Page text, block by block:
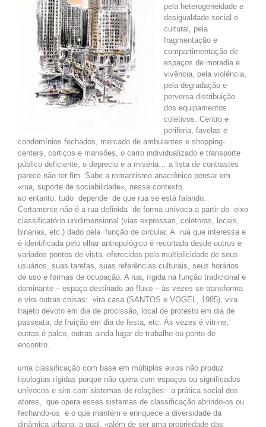
pela heterogeneidade e
desigualdade social e
cultural, pela
fragmentação e
compartimentação de
espaços de moradia e
vivência, pela violência,
pela degradação e
perversa distribuição
dos equipamentos
coletivos. Centro e
periferia, favelas e
condomínios fechados, mercado de ambulantes e shopping-
centers, cortiços e mansões, o carro individualizado e transporte
público deficiente, o deprecio e a miséria… a lista de contrastes
parece não ter fim. Sabe a romantismo anacrônico pensar em
«rua, suporte de sociabilidade», nesse contexto.
N o entanto, tudo depende de que rua se está falando.
Certamente não é a rua definida de forma unívoca a partir do eixo
classificatório unidimensional (vias expressas, coletoras, locais,
binárias, etc.) dado pela função de circular. A rua que interessa e
é identificada pelo olhar antropológico é recortada desde outros e
variados pontos de vista, oferecidos pela multiplicidade de seus
usuários, suas tarefas, suas referências culturais, seus horários
de uso e formas de ocupação. A rua, rígida na função tradicional e
dominante – espaço destinado ao fluxo – às vezes se transforma
e vira outras coisas: vira casa (SANTOS e VOGEL, 1985), vira
trajeto devoto em dia de procissão, local de protesto em dia de
passeata, de fruição em dia de festa, etc. Ás vezes é vitrine,
outras é palco, outras ainda lugar de trabalho ou ponto de
encontro.
U ma classificação com base em múltiplos eixos não produz
tipologias rígidas porque não opera com espaços ou significados
unívocos e sim com sistemas de relações: a prática social dos
atores, que opera esses sistemas de classificação abrindo-os ou
fechando-os é o que mantém e enriquece a diversidade da
dinâmica urbana, a qual, «além de ser uma propriedade das